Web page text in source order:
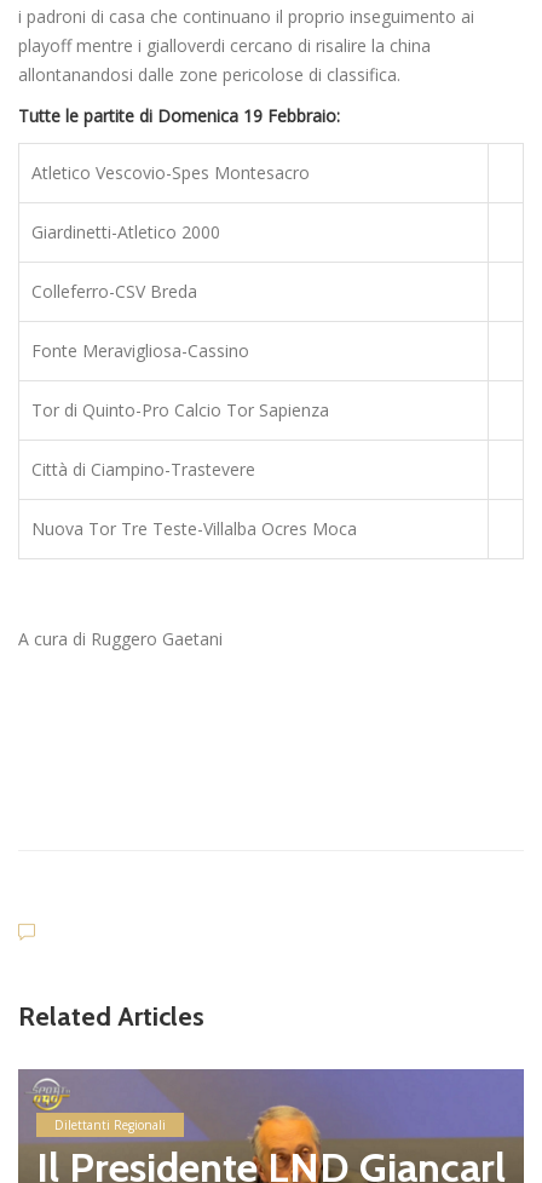
i padroni di casa che continuano il proprio inseguimento ai
playoff mentre i gialloverdi cercano di risalire la china
allontanandosi dalle zone pericolose di classifica.
Tutte le partite di Domenica 19 Febbraio:
Atletico Vescovio-Spes Montesacro
Giardinetti-Atletico 2000
Colleferro-CSV Breda
Fonte Meravigliosa-Cassino
Tor di Quinto-Pro Calcio Tor Sapienza
Città di Ciampino-Trastevere
Nuova Tor Tre Teste-Villalba Ocres Moca
A cura di Ruggero Gaetani
Related Articles
Dilettanti Regionali
Il Presidente LND Giancarl